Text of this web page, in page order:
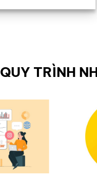
QUY TRÌNH